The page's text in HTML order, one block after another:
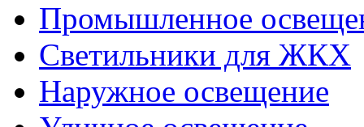
Промышленное
Светильники для ЖКХ
Наружное освещение